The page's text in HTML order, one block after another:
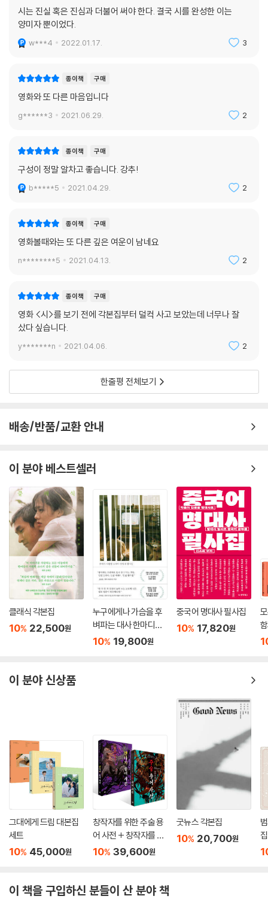
운 시 한 편(‘아녜스의 노래’)으로 끝을 맺는다. 일상의 도덕성과 고통스럽
고 부조리한 세계 사이에서 아름다움을 찾는다는 것은 무엇인가, 그리고
그것은 과연 성취 가능한 아름다움인가라는 근원적 질문에 대한 답은 관객
몫으로 남겨졌다. “여백이 많은 영화”(175쪽)라는 작가 노트 속 메모 한
백은 오랜 시간이 흘렀음에도 이 영화를 오로지 현재에 있도록 한다.
문학평론가 신형철은 이 책에 담긴 에세이에서 “이 영화는 ‘시란 무엇인
물음의 가치는 지난 십 년 동안 조금도 약화되지 않았다.”라고 썼다. 영화
객과 독자들 또한 자기만의 아름다움을 길어 올릴 때 이 영화의 감동과 여
운은 더욱 깊어질 것이다. 그러한 계기가 마련됐다는 것만으로도, 지금
을, 다른 한쪽 눈으론 그 반대인 최상을. 그리고 이창동 감독은 우리에게 제
3의 눈으로 마지막을 보라고 권유한다.
없는 영화. 이 영화로 이창동 감독은 한국에서 가장 뛰어난 시나리오 작가
이자 감독 중 한 명임을 재확인시켰다.
_《버라이어티 Variety》
이창동 감독의 가장 조용하지만, 가장 주제적으로 완결된 영화.
서사가 저절로 부풀어 오르면서 이야기의 모든 요소들을 무차별적으로 쌓
력한 효과를 갖는 검은 불꽃이 지펴진다.
서로 다른 두 개의 이야기가 중첩돼 있다가 하나로 귀결되는 이야기 방식
비극적 상황을 고양시키는 탁월하면서도 천재적인 명장면이다.
_《타게스슈피겔 Der Tagesspiegel》
시는 진실 혹은 진심과 더불어 써야 한다. 결국 시를 완성한 이는
양미자 뿐이었다.
w***4 2022.01.17. 3
종이책 구매
영화와 또 다른 마음입니다
g******3 2021.06.29. 2
종이책 구매
구성이 정말 알차고 좋습니다. 강추!
b*****5 2021.04.29. 2
종이책 구매
영화볼때와는 또 다른 깊은 여운이 남네요
n********5 2021.04.13. 2
종이책 구매
영화 <시>를 보기 전에 각본집부터 덜컥 사고 보았는데 너무나 잘
샀다 싶습니다.
y*******n 2021.04.06. 2
한줄평 전체보기
배송/반품/교환 안내
이 분야 베스트셀러
클래식 각본집
10% 22,500원
누구에게나 가슴을 후
벼파는 대사 한마디가
있다
10% 19,800원
중국어 명대사 필사집
10% 17,820원
이 분야 신상품
그대에게 드림 대본집
세트
10% 45,000원
창작자를 위한 주술 용
어 사전 + 창작자를 위
한 판타지 용어 사전 세
10% 39,600원
굿뉴스 각본집
10% 20,700원
집
이 책을 구입하신 분들이 산 분야 책